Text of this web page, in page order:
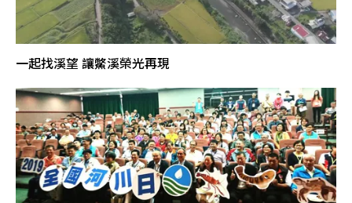
一起找溪望 讓鱉溪榮光再現